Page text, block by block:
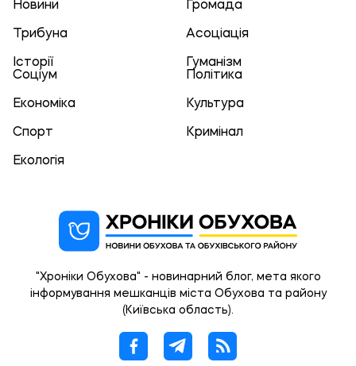
Новини
Громада
Трибуна Асоціація
Історії
Гуманізм
Соціум
Політика
Економіка Культура
Спорт Кримінал
Екологія
"Хроніки Обухова" - новинарний блог, мета якого
інформування мешканців міста Обухова та району
(Київська область).